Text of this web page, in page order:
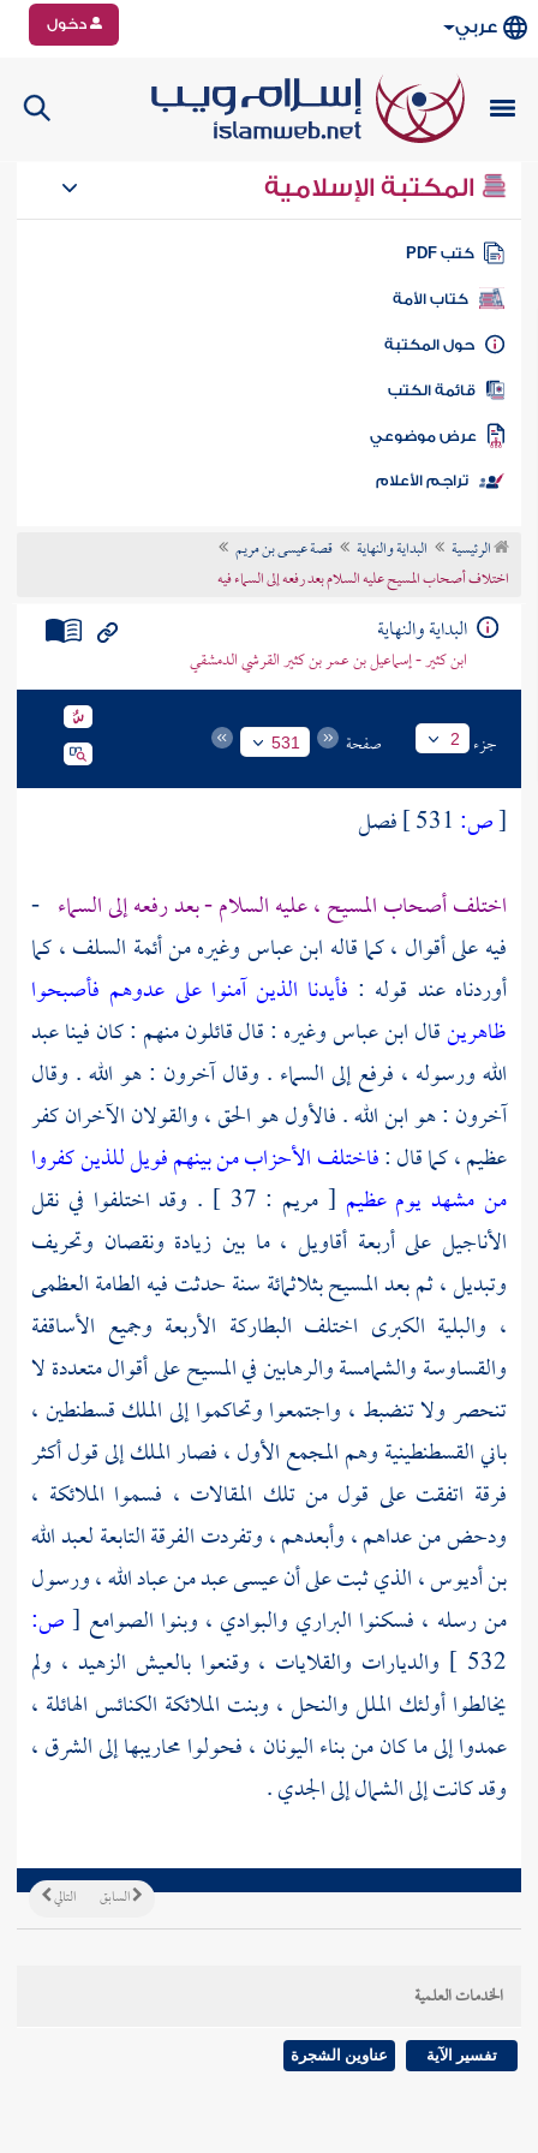
عربي دخول
المكتبة الإسلامية
كتب PDF
كتاب الأمة
المكتبة
الكتب
موضوعي
تراجم الأعلام
الرئيسية البداية والنهاية
قصة عيسى بن مريم
اختلاف أصحاب المسيح عليه السلام بعد رفعه إلى السماء فيه
البداية والنهاية
ابن كثير - إسماعيل بن عمر بن كثير القرشي الدمشقي
جزء 2 صفحة 531
[ص:
فصل
اختلف أصحابالمسيح ،عليه السلام - بعد رفعه إلى السماء -
فيه على أقوال ، كما قاله ابن عباسوغيره من أئمة السلف ، كما
أوردناه عند قوله : فأيدنا الذين آمنوا على عدوهم فأصبحوا
ظاهرينقالابن عباسوغيره : قال قائلون منهم : كان فينا عبد
الله ورسوله ، فرفع إلى السماء . وقال آخرون : هو الله . وقال
آخرون : هو ابن الله . فالأول هو الحق ، والقولان الآخران كفر
عظيم ، كما قال :فاختلف الأحزاب من بينهم فويل للذين كفروا
من مشهد يوم عظيم
[ مريم : 37 ] . وقد اختلفوا في نقل
الأناجيل على أربعة أقاويل ، ما بين زيادة ونقصان وتحريف
وتبديل ، ثم بعدالمسيحبثلاثمائة سنة حدثت فيه الطامة العظمى
، والبلية الكبرى اختلف البطاركة الأربعة وجميع الأساقفة
والقساوسة والشمامسة والرهابين فيالمسيحعلى أقوال متعددة لا
تنحصر ولا تنضبط ، واجتمعوا وتحاكموا إلى الملكقسطنطين،
بانيالقسطنطينيةوهم المجمع الأول ، فصار الملك إلى قول أكثر
فرقة اتفقت على قول من تلك المقالات ، فسموا الملائكة ،
ودحض من عداهم ، وأبعدهم ، وتفردت الفرقة التابعةلعبد الله
بن أديوس ،الذي ثبت على أنعيسىعبد من عباد الله ، ورسول
من رسله ، فسكنوا البراري والبوادي ، وبنوا الصوامع [ص:
532 ]
والديارات والقلايات ، وقنعوا بالعيش الزهيد ، ولم
يخالطوا أولئك الملل والنحل ، وبنت الملائكة الكنائس الهائلة ،
عمدوا إلى ما كان من بناءاليونان ،فحولوا محاريبها إلى الشرق ،
وقد كانت إلى الشمال إلى الجدي .
التالي السابق
الخدمات العلمية
تفسير الآية عناوين الشجرة